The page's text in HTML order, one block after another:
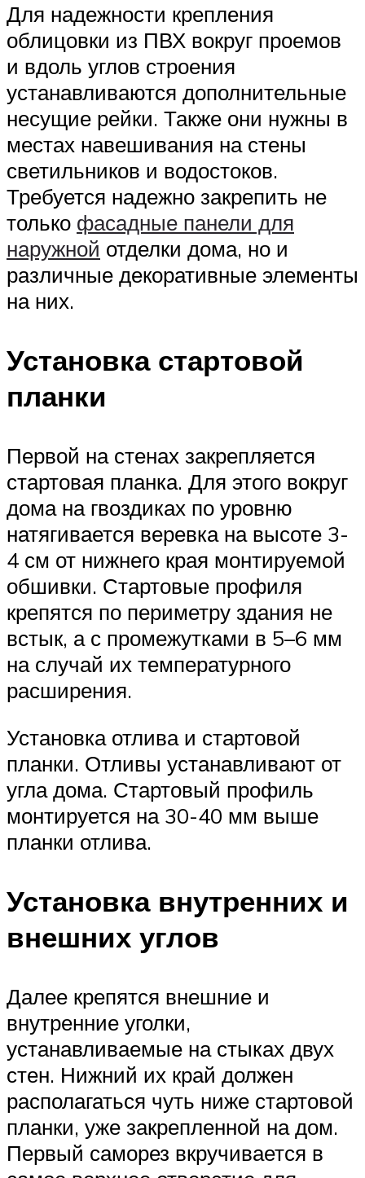
Для надежности крепления
облицовки из ПВХ вокруг проемов
и вдоль углов строения
устанавливаются дополнительные
несущие рейки. Также они нужны в
местах навешивания на стены
светильников и водостоков.
Требуется надежно закрепить не
только фасадные панели для
наружной отделки дома, но и
различные декоративные элементы
на них.
Установка стартовой
планки
Первой на стенах закрепляется
стартовая планка. Для этого вокруг
дома на гвоздиках по уровню
натягивается веревка на высоте 3-
4 см от нижнего края монтируемой
обшивки. Стартовые профиля
крепятся по периметру здания не
встык, а с промежутками в 5–6 мм
на случай их температурного
расширения.
Установка отлива и стартовой
планки. Отливы устанавливают от
угла дома. Стартовый профиль
монтируется на 30-40 мм выше
планки отлива.
Установка внутренних и
внешних углов
Далее крепятся внешние и
внутренние уголки,
устанавливаемые на стыках двух
стен. Нижний их край должен
располагаться чуть ниже стартовой
планки, уже закрепленной на дом.
Первый саморез вкручивается в